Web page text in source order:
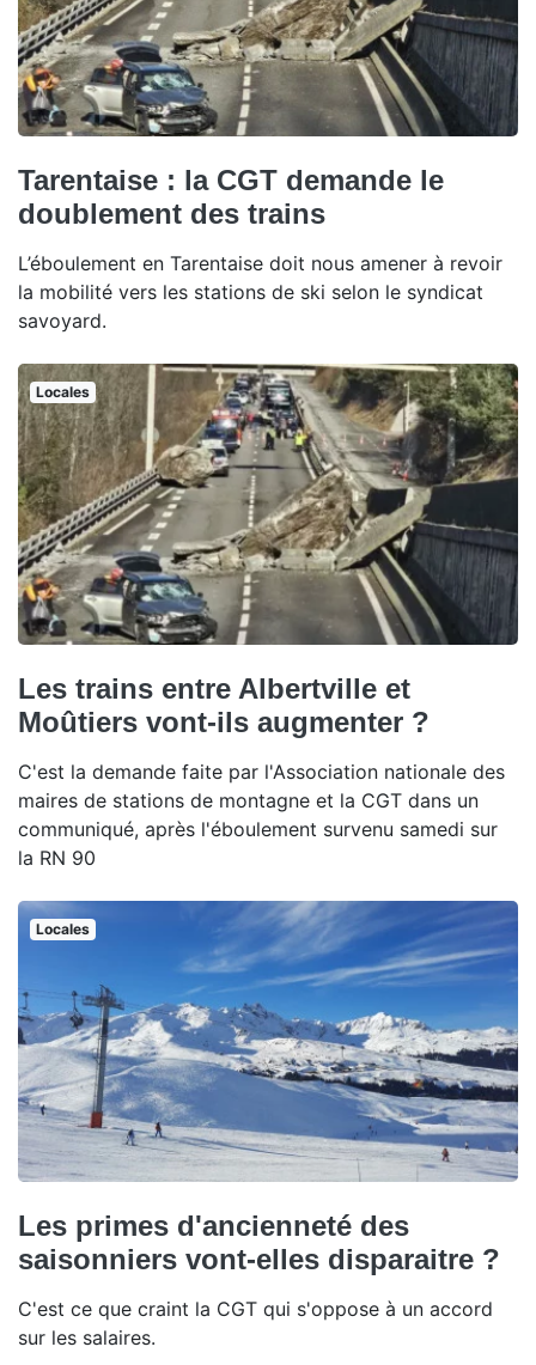
Tarentaise : la CGT demande le
doublement des trains
L’éboulement en Tarentaise doit nous amener à revoir
la mobilité vers les stations de ski selon le syndicat
savoyard.
Locales
Les trains entre Albertville et
Moûtiers vont-ils augmenter ?
C'est la demande faite par l'Association nationale des
maires de stations de montagne et la CGT dans un
communiqué, après l'éboulement survenu samedi sur
la RN 90
Locales
Les primes d'ancienneté des
saisonniers vont-elles disparaitre ?
C'est ce que craint la CGT qui s'oppose à un accord
sur les salaires.